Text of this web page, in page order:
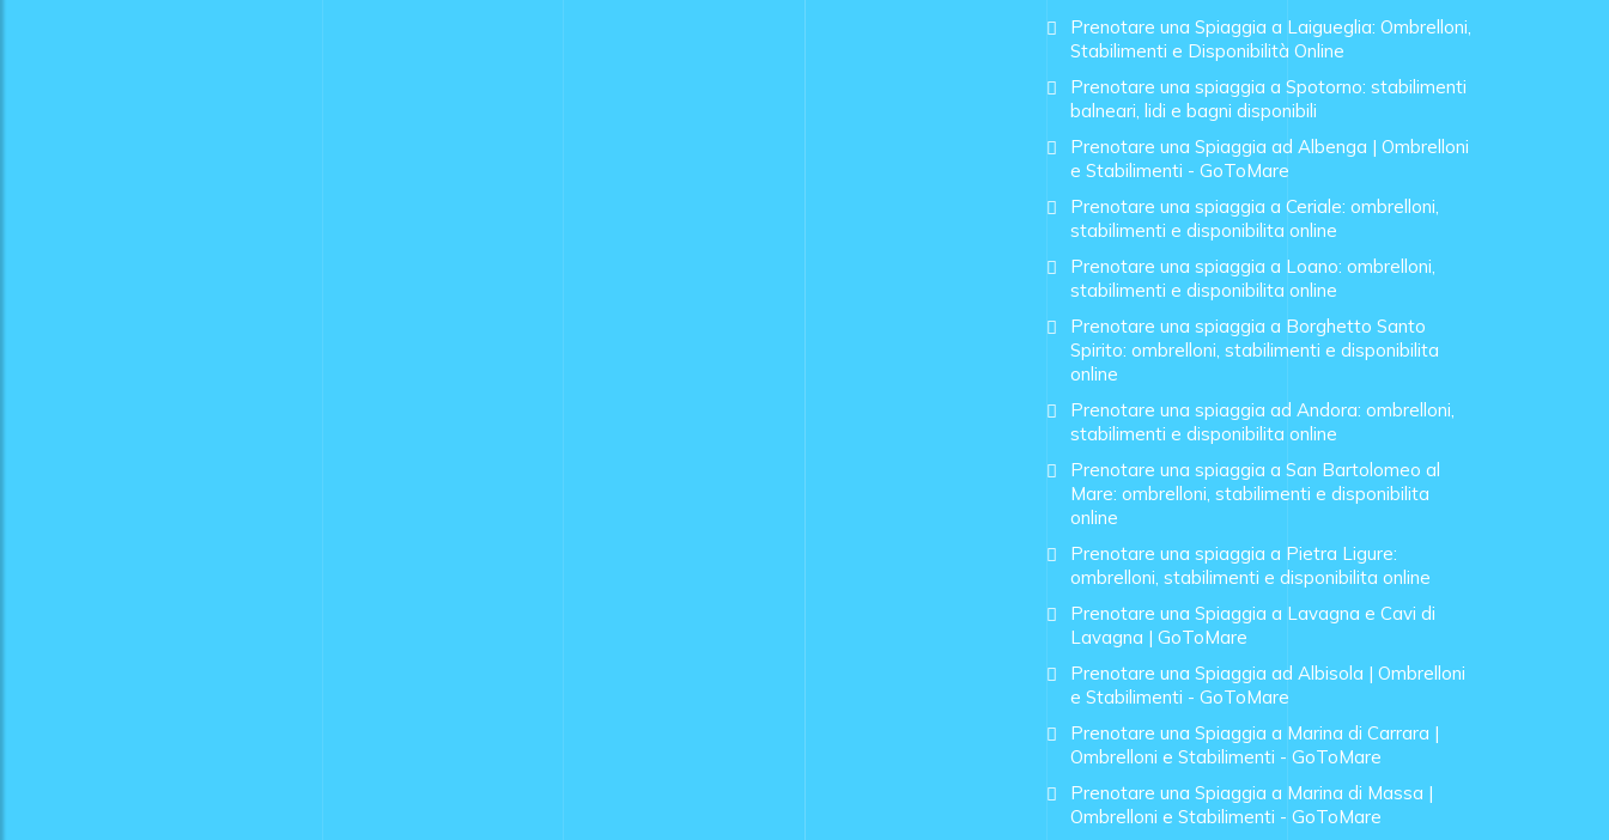
Prenotare una Spiaggia a Laigueglia: Ombrelloni,
Stabilimenti e Disponibilità Online
Prenotare una spiaggia a Spotorno: stabilimenti
balneari, lidi e bagni disponibili
Prenotare una Spiaggia ad Albenga | Ombrelloni
e Stabilimenti - GoToMare
Prenotare una spiaggia a Ceriale: ombrelloni,
stabilimenti e disponibilita online
Prenotare una spiaggia a Loano: ombrelloni,
stabilimenti e disponibilita online
Prenotare una spiaggia a Borghetto Santo
Spirito: ombrelloni, stabilimenti e disponibilita
online
Prenotare una spiaggia ad Andora: ombrelloni,
stabilimenti e disponibilita online
Prenotare una spiaggia a San Bartolomeo al
Mare: ombrelloni, stabilimenti e disponibilita
online
Prenotare una spiaggia a Pietra Ligure:
ombrelloni, stabilimenti e disponibilita online
Prenotare una Spiaggia a Lavagna e Cavi di
Lavagna | GoToMare
Prenotare una Spiaggia ad Albisola | Ombrelloni
e Stabilimenti - GoToMare
Prenotare una Spiaggia a Marina di Carrara |
Ombrelloni e Stabilimenti - GoToMare
Prenotare una Spiaggia a Marina di Massa |
Ombrelloni e Stabilimenti - GoToMare